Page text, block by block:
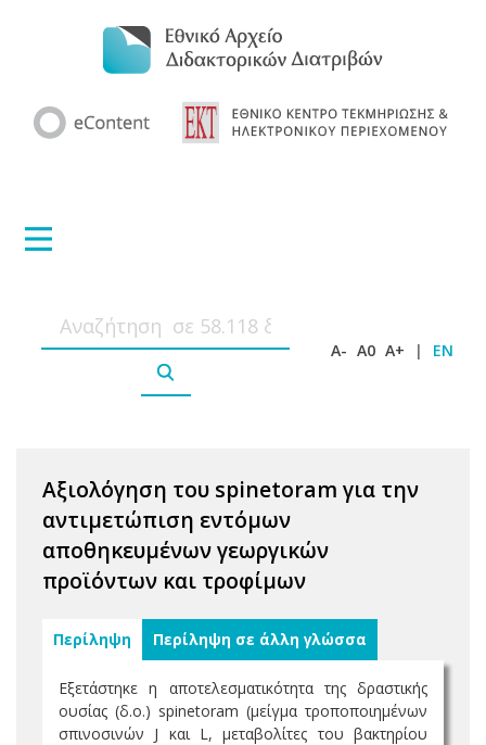
A- A0 A+ | EN
Αξιολόγηση του spinetoram για την
αντιμετώπιση εντόμων
αποθηκευμένων γεωργικών
προϊόντων και τροφίμων
Περίληψη Περίληψη σε άλλη γλώσσα
Εξετάστηκε η αποτελεσματικότητα της δραστικής
ουσίας (δ.ο.) spinetoram (μείγμα τροποποιημένων
σπινοσινών J και L, μεταβολίτες του βακτηρίου